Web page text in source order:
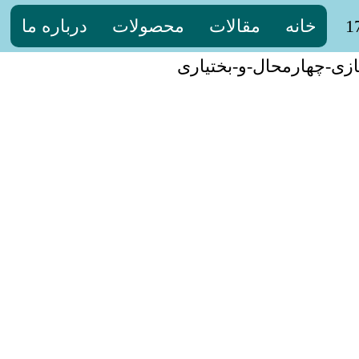
خانه مقالات محصولات درباره ما
چهارمحال-و-بختیاری